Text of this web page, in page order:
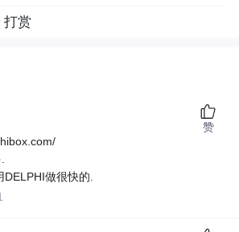
打赏
DELPHI做很快的.
赞